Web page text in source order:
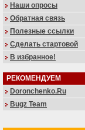
Наши опросы
Обратная связь
Полезные ссылки
Сделать стартовой
В избранное!
РЕКОМЕНДУЕМ
Doronchenko.Ru
Bugz Team